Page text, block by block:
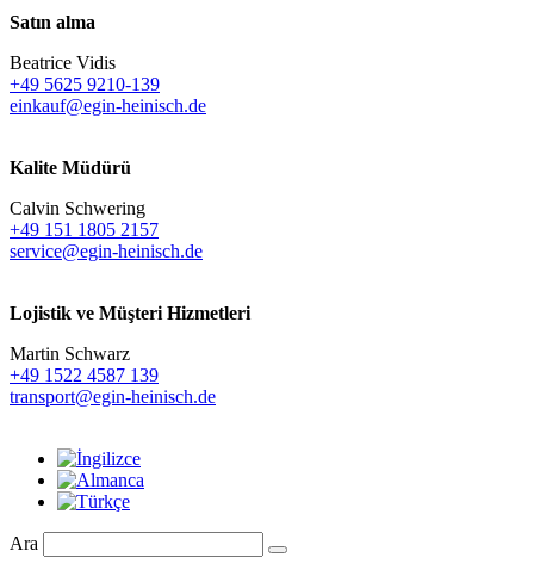
Satın alma
Beatrice Vidis
+49 5625 9210-139
einkauf@egin-heinisch.de
Kalite Müdürü
Calvin Schwering
+49 151 1805 2157
service@egin-heinisch.de
Lojistik ve Müşteri Hizmetleri
Martin Schwarz
+49 1522 4587 139
transport@egin-heinisch.de
Ara